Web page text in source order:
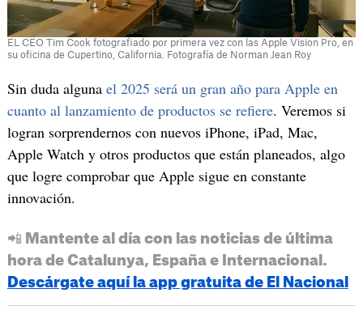
EL CEO Tim Cook fotografiado por primera vez con las Apple Vision Pro, en
su oficina de Cupertino, California. Fotografía de Norman Jean Roy
Sin duda alguna el 2025 será un gran año para Apple en
cuanto al lanzamiento de productos se refiere. Veremos si
logran sorprendernos con nuevos iPhone, iPad, Mac,
Apple Watch y otros productos que están planeados, algo
que logre comprobar que Apple sigue en constante
innovación.
📲 Mantente al día con las noticias de última
hora de Catalunya, España e Internacional.
Descárgate aquí la app gratuita de El Nacional